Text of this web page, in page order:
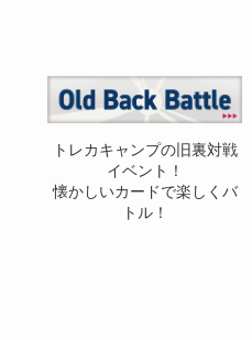
トレカキャンプの旧裏対戦
イベント！
懐かしいカードで楽しくバ
トル！